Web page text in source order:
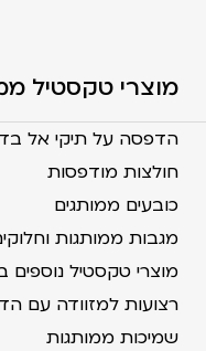
מוצרי טקסטיל
הדפסה על תיקי אל בד
חולצות מודפסות
כובעים ממותגים
מגבות ממותגות
מוצרי טקסטיל נוספים
רצועות למזוודה עם
שמיכות ממותגות